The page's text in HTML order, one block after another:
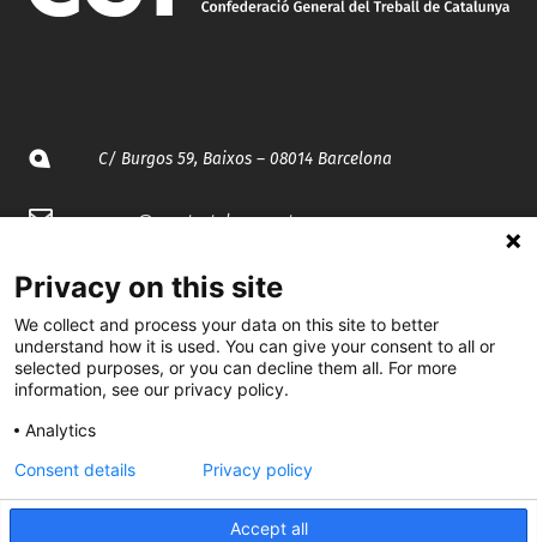
C/ Burgos 59, Baixos – 08014 Barcelona
spccc@spcgtcatalunya.cat
935 120 481
@CGTCatalunya
cgtcatalunya
CGTCatalunya
Privacy on this site
We collect and process your data on this site to better
understand how it is used. You can give your consent to all or
selected purposes, or you can decline them all. For more
information, see our privacy policy.
Analytics
Accept all
Consent details Privacy policy